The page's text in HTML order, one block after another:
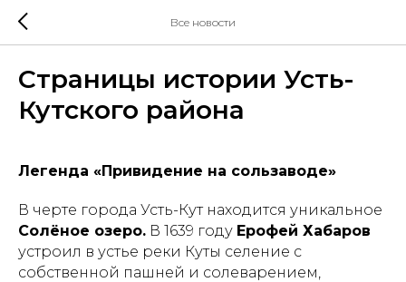
Все новости
Страницы истории Усть-
Кутского района
Легенда «Привидение на сользаводе»
В черте города Усть-Кут находится уникальное
Солёное озеро. В 1639 году Ерофей Хабаров
устроил в устье реки Куты селение с
собственной пашней и солеварением,